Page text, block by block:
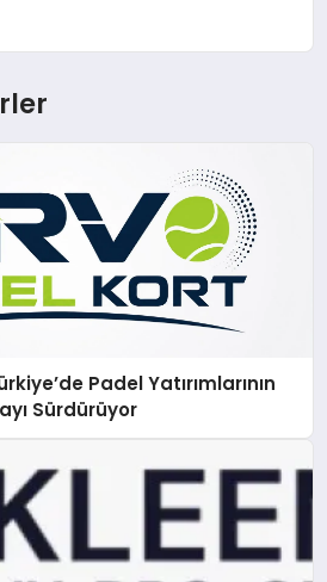
Padel Yatırımlarının
Sürdürüyor